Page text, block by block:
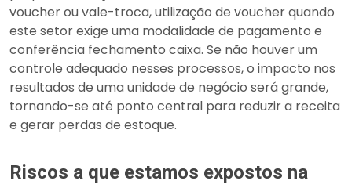
voucher ou vale-troca, utilização de voucher quando
este setor exige uma modalidade de pagamento e
conferência fechamento caixa. Se não houver um
controle adequado nesses processos, o impacto nos
resultados de uma unidade de negócio será grande,
tornando-se até ponto central para reduzir a receita
e gerar perdas de estoque.
Riscos a que estamos expostos na